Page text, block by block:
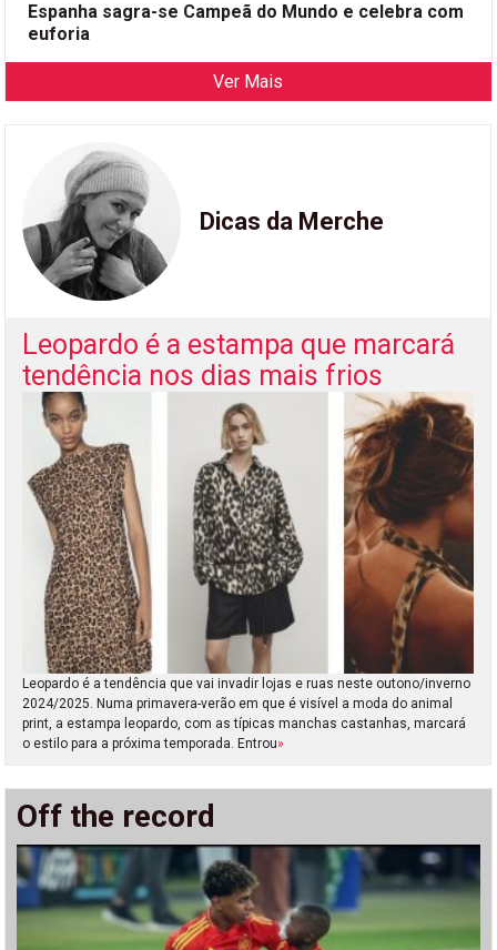
Espanha sagra-se Campeã do Mundo e celebra com
euforia
Ver Mais
Dicas da Merche
Leopardo é a estampa que marcará
tendência nos dias mais frios
Leopardo é a tendência que vai invadir lojas e ruas neste outono/inverno
2024/2025. Numa primavera-verão em que é visível a moda do animal
print, a estampa leopardo, com as típicas manchas castanhas, marcará
o estilo para a próxima temporada. Entrou»
Off the record